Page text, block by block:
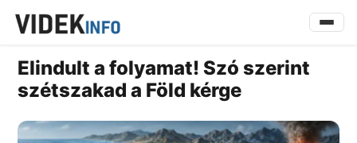
Elindult a folyamat! Szó szerint
szétszakad a Föld kérge